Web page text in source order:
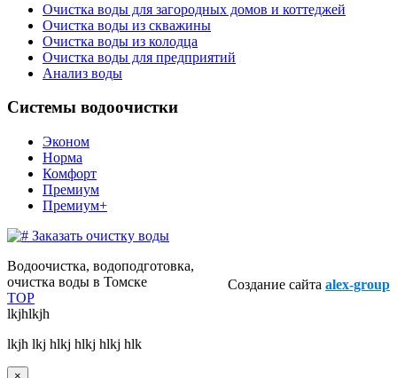
Очистка воды для загородных домов и коттеджей
Очистка воды из скважины
Очистка воды из колодца
Очистка воды для предприятий
Анализ воды
Системы водоочистки
Эконом
Норма
Комфорт
Премиум
Премиум+
Заказать очистку воды
Водоочистка, водоподготовка,
очистка воды в Томске
Создание сайта alex-group
TOP
lkjhlkjh
lkjh lkj hlkj hlkj hlkj hlk